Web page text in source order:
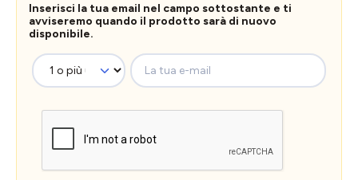
Inserisci la tua email nel campo sottostante e ti
avviseremo quando il prodotto sarà di nuovo
disponibile.
La tua e-mail